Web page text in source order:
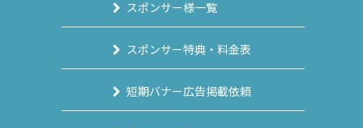
スポンサー様一覧
スポンサー特典・料金表
短期バナー広告掲載依頼